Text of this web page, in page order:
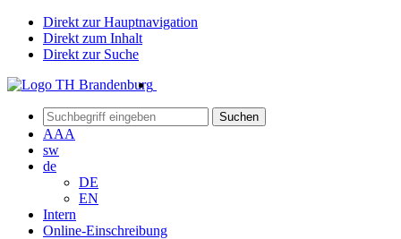
Direkt zur Hauptnavigation
Direkt zum Inhalt
Direkt zur Suche
Suchen
AAA
sw
de
DE
EN
Intern
Online-Einschreibung